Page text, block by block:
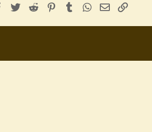
facebookTwitterReddit PinterestTumblrWhatsApp
e-mail